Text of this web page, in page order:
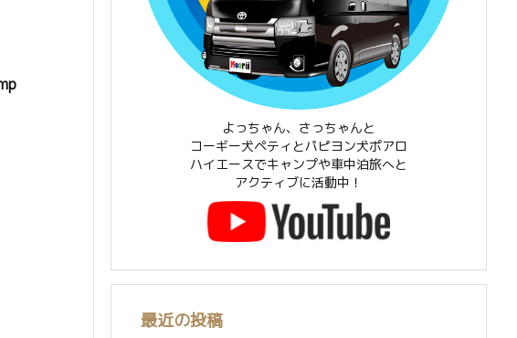
よっちゃん、さっちゃんと
コーギー犬ペティとパピヨン犬ポアロ
ハイエースでキャンプや車中泊旅へと
アクティブに活動中！
最近の投稿